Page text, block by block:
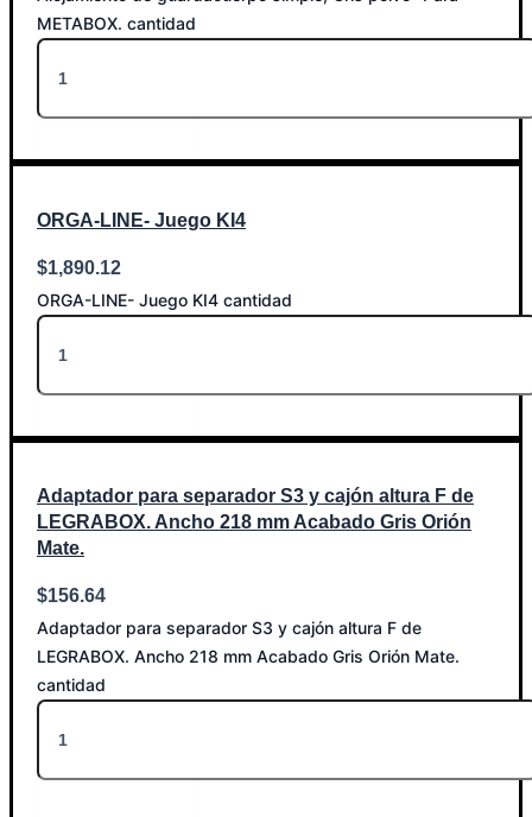
METABOX. cantidad
ORGA-LINE- Juego KI4
$1,890.12
ORGA-LINE- Juego KI4 cantidad
Adaptador para separador S3 y cajón altura F de
LEGRABOX. Ancho 218 mm Acabado Gris Orión
Mate.
$156.64
Adaptador para separador S3 y cajón altura F de
LEGRABOX. Ancho 218 mm Acabado Gris Orión Mate.
cantidad